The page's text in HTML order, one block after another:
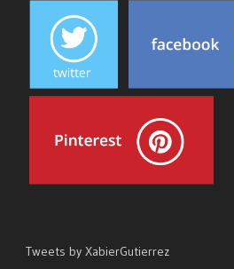
Tweets by XabierGutierrez